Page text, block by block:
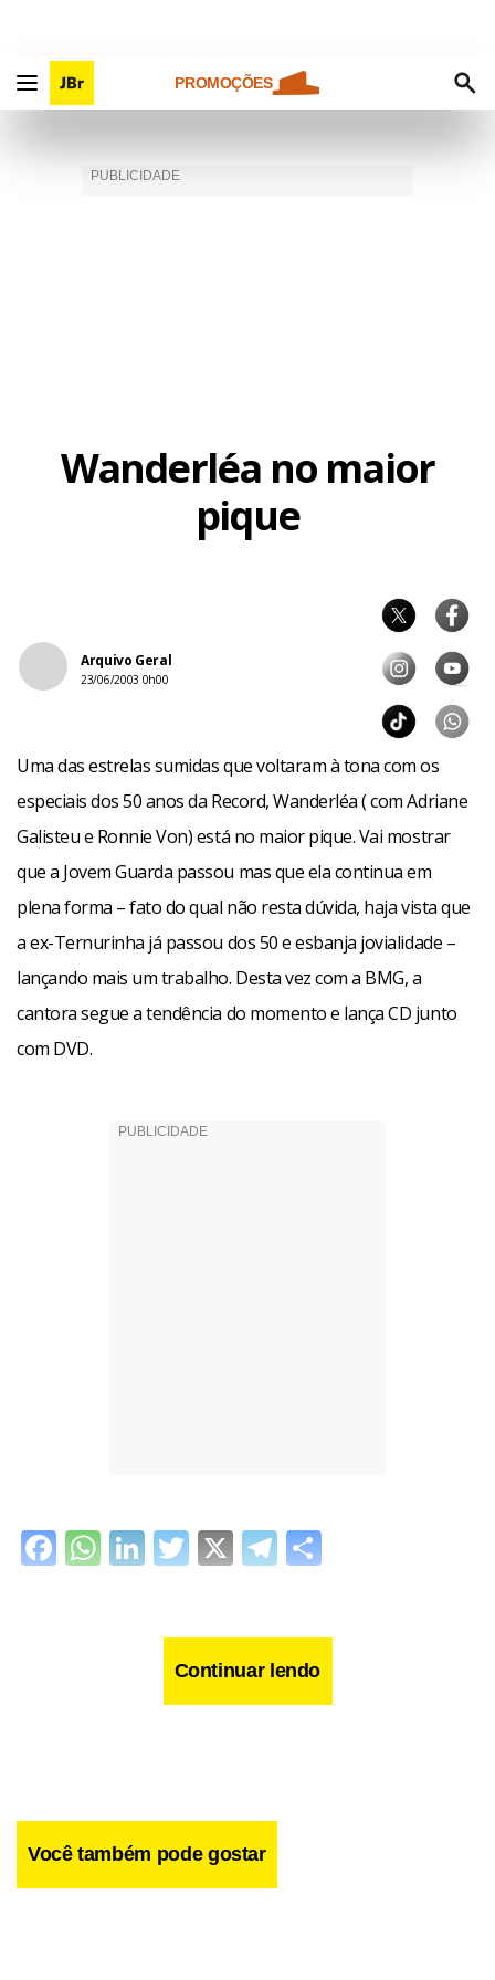
PROMOÇÕES
Wanderléa no maior
pique
Arquivo Geral
23/06/2003 0h00
Uma das estrelas sumidas que voltaram à tona com os
especiais dos 50 anos da Record, Wanderléa ( com Adriane
Galisteu e Ronnie Von) está no maior pique. Vai mostrar
que a Jovem Guarda passou mas que ela continua em
plena forma – fato do qual não resta dúvida, haja vista que
a ex-Ternurinha já passou dos 50 e esbanja jovialidade –
lançando mais um trabalho. Desta vez com a BMG, a
cantora segue a tendência do momento e lança CD junto
com DVD.
Facebook
WhatsApp
LinkedIn
Twitter
X Telegram
Continuar lendo
Você também pode gostar